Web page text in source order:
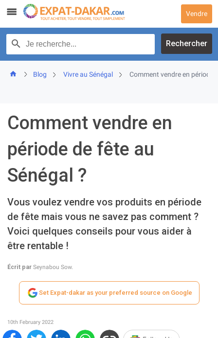
content
Vendre
Recherche par texte
Rechercher
Blog Vivre au Sénégal Comment vendre en période
Comment vendre en
période de fête au
Sénégal ?
Vous voulez vendre vos produits en période
de fête mais vous ne savez pas comment ?
Voici quelques conseils pour vous aider à
être rentable !
Écrit par Seynabou Sow.
Set Expat-dakar as your preferred source on Google
10th February 2022